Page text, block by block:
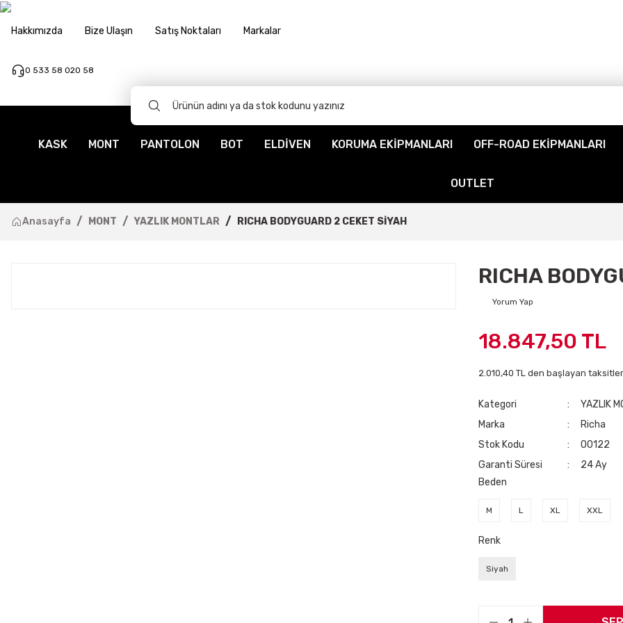
Hakkımızda Bize Ulaşın Satış Noktaları Markalar
0 533 58 020 58
KASK MONT PANTOLON BOT ELDİVEN KORUMA EKİPMANLARI OFF-ROAD EKİPMANLARI
OUTLET
Anasayfa MONT YAZLIK MONTLAR RICHA BODYGUARD 2 CEKET SİYAH
RICHA
Yorum Yap
18.847,50 TL
2.010,40 TL den başlayan
Kategori
YAZLIK
Marka
Richa
Stok Kodu
00122
Garanti Süresi
24 Ay
Beden
M L XL XXL
Renk
Siyah